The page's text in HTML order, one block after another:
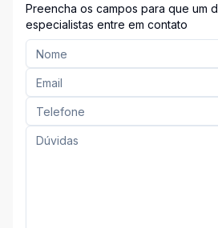
Preencha os campos para que um
especialistas entre em contato